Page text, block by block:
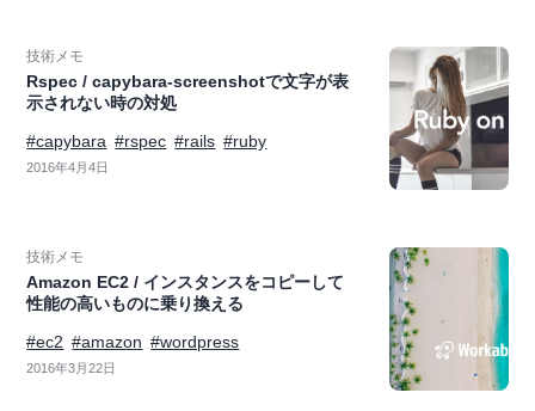
技術メモ
Rspec / capybara-screenshotで文字が表
示されない時の対処
#capybara #rspec #rails #ruby
2016年4月4日
技術メモ
Amazon EC2 / インスタンスをコピーして
性能の高いものに乗り換える
#ec2 #amazon #wordpress
2016年3月22日